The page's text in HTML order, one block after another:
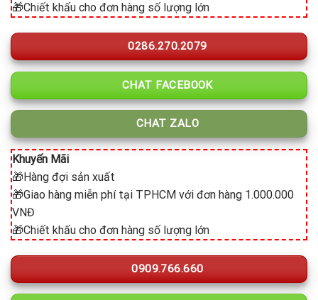
🎁Chiết khấu cho đơn hàng số lượng lớn
0286.270.2079
CHAT FACEBOOK
CHAT ZALO
Khuyến Mãi
🎁Hàng đợi sản xuất
🎁Giao hàng miễn phí tại TPHCM với đơn hàng 1.000.000
VNĐ
🎁Chiết khấu cho đơn hàng số lượng lớn
0909.766.660